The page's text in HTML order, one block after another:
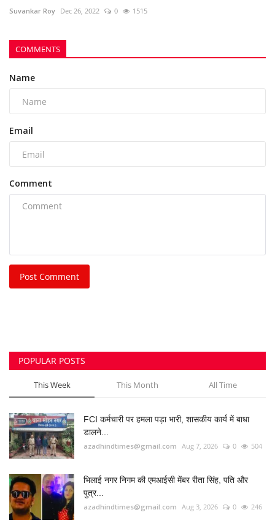
Suvankar Roy Dec 26, 2022 0 1515
COMMENTS
Name
Email
Comment
Post Comment
POPULAR POSTS
This Week This Month All Time
FCI कर्मचारी पर हमला पड़ा भारी, शासकीय कार्य में बाधा
डालने...
azadhindtimes@gmail.com Aug 7, 2026 0 504
भिलाई नगर निगम की एमआईसी मेंबर रीता सिंह, पति और
पुत्र...
azadhindtimes@gmail.com Aug 3, 2026 0 246